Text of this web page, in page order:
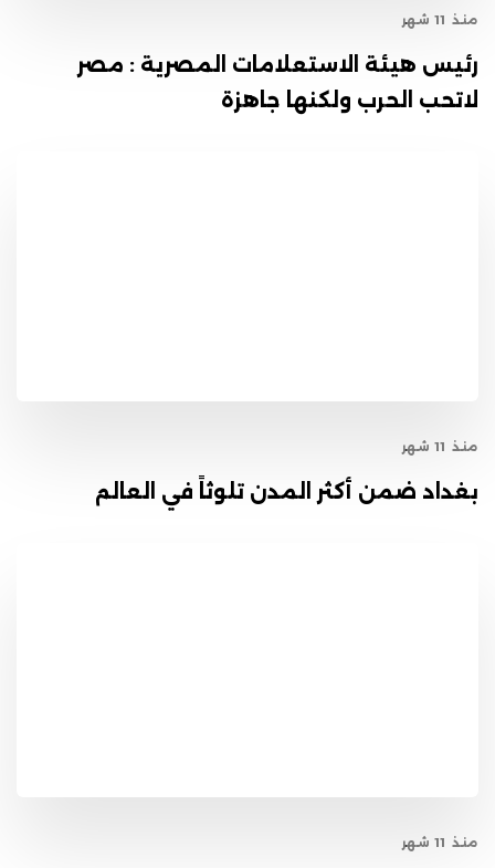
منذ 11 شهر
رئيس هيئة الاستعلامات المصرية : مصر
لاتحب الحرب ولكنها جاهزة
منذ 11 شهر
بغداد ضمن أكثر المدن تلوثاً في العالم
منذ 11 شهر